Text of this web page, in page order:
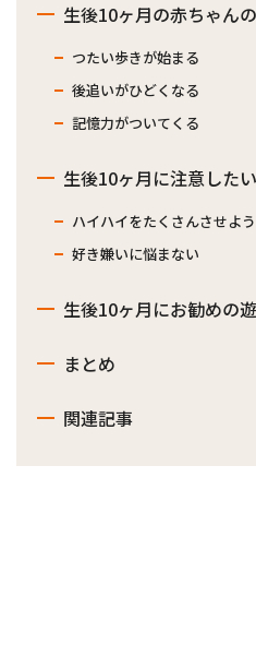
生後10ヶ月の赤ちゃん
つたい歩きが始まる
後追いがひどくなる
記憶力がついてくる
生後10ヶ月に注意した
ハイハイをたくさんさせよう
好き嫌いに悩まない
生後10ヶ月にお勧めの
まとめ
関連記事